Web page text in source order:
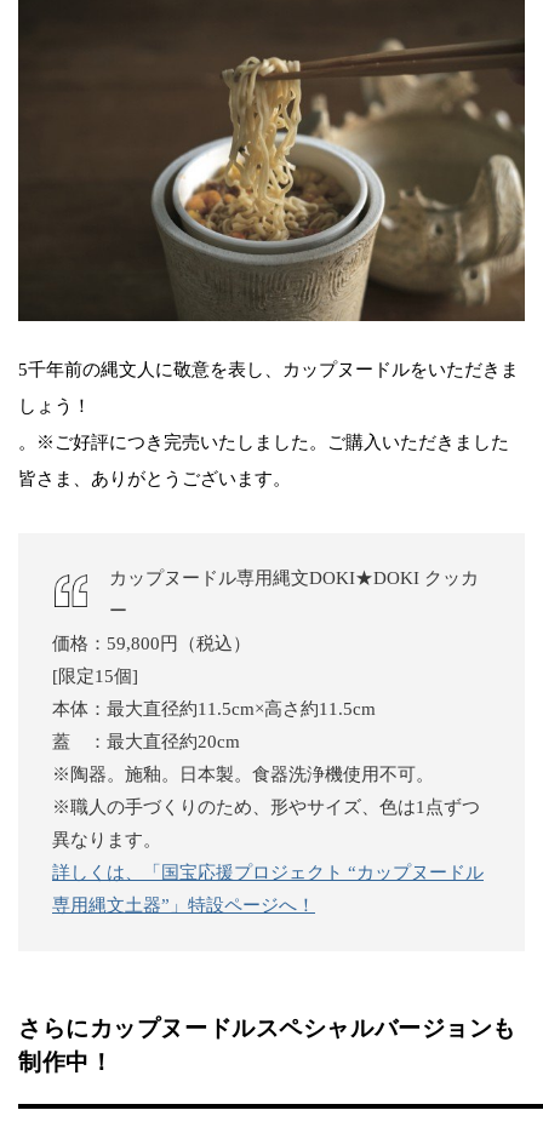
5千年前の縄文人に敬意を表し、カップヌードルをいただきま
しょう！
。※ご好評につき完売いたしました。ご購入いただきました
皆さま、ありがとうございます。
カップヌードル専用縄文DOKI★DOKI クッカ
ー
価格：59,800円（税込）
[限定15個]
本体：最大直径約11.5cm×高さ約11.5cm
蓋 ：最大直径約20cm
※陶器。施釉。日本製。食器洗浄機使用不可。
※職人の手づくりのため、形やサイズ、色は1点ずつ
異なります。
詳しくは、「国宝応援プロジェクト “カップヌードル
専用縄文土器”」特設ページへ！
さらにカップヌードルスペシャルバージョンも
制作中！